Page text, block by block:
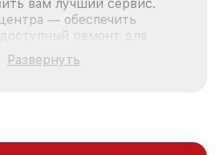
вам лучший сервис.
— обеспечить
ремонт для
продукции Miele, вне
поломки. Мы
Развернуть